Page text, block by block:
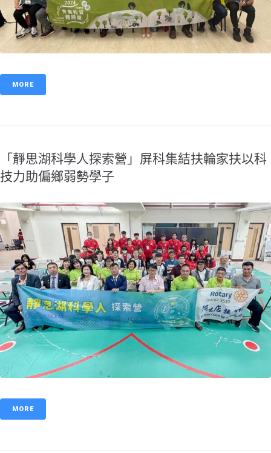
MORE
「靜思湖科學人探索營」屏科集結扶輪家扶以科
技力助偏鄉弱勢學子
MORE